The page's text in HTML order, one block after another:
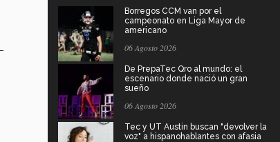
Borregos CCM van por el
campeonato en Liga Mayor de
americano
06 Agosto 2026
De PrepaTec Qro al mundo: el
escenario donde nació un gran
sueño
06 Agosto 2026
Tec y UT Austin buscan "devolver la
voz" a hispanohablantes con afasia